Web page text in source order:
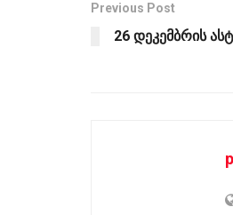
Previous Post
26 დეკემბრის